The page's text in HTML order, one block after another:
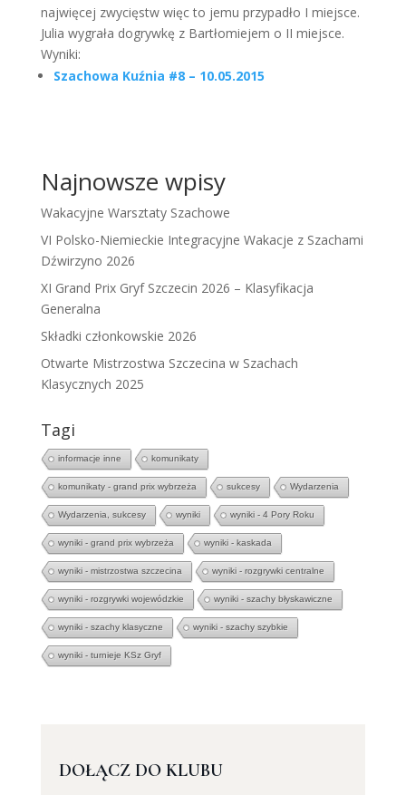
najwięcej zwycięstw więc to jemu przypadło I miejsce.
Julia wygrała dogrywkę z Bartłomiejem o II miejsce.
Wyniki:
Szachowa Kuźnia #8 – 10.05.2015
Najnowsze wpisy
Wakacyjne Warsztaty Szachowe
VI Polsko-Niemieckie Integracyjne Wakacje z Szachami
Dźwirzyno 2026
XI Grand Prix Gryf Szczecin 2026 – Klasyfikacja
Generalna
Składki członkowskie 2026
Otwarte Mistrzostwa Szczecina w Szachach
Klasycznych 2025
Tagi
informacje inne komunikaty
komunikaty - grand prix wybrzeża sukcesy Wydarzenia
Wydarzenia, sukcesy wyniki wyniki - 4 Pory Roku
wyniki - grand prix wybrzeża wyniki - kaskada
wyniki - mistrzostwa szczecina wyniki - rozgrywki centralne
wyniki - rozgrywki wojewódzkie wyniki - szachy błyskawiczne
wyniki - szachy klasyczne wyniki - szachy szybkie
wyniki - turnieje KSz Gryf
DOŁĄCZ DO KLUBU